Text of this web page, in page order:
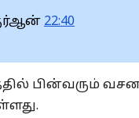
22:40
பின்வரும்